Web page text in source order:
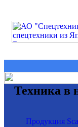
Техника в
Продукция